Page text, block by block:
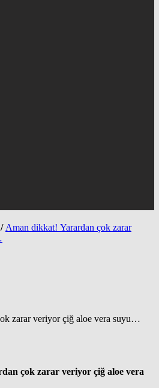
/ Aman dikkat! Yarardan çok zarar
çok zarar veriyor çiğ aloe vera